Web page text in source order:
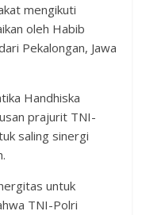
mengikuti
oleh Habib
Pekalongan, Jawa
Handhiska
prajurit TNI-
saling sinergi
untuk
TNI-Polri